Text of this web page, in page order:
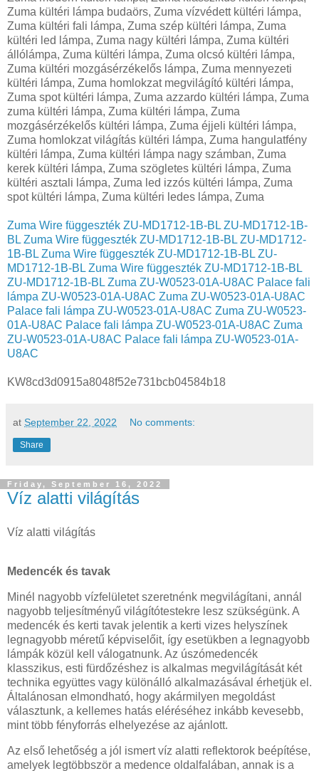
Zuma Wire függeszték ZU-MD1712-1B-BL ZU-MD1712-1B-
BL Zuma Wire függeszték ZU-MD1712-1B-BL ZU-MD1712-
1B-BL Zuma Wire függeszték ZU-MD1712-1B-BL ZU-
MD1712-1B-BL Zuma Wire függeszték ZU-MD1712-1B-BL
ZU-MD1712-1B-BL Zuma ZU-W0523-01A-U8AC Palace fali
lámpa ZU-W0523-01A-U8AC Zuma ZU-W0523-01A-U8AC
Palace fali lámpa ZU-W0523-01A-U8AC Zuma ZU-W0523-
01A-U8AC Palace fali lámpa ZU-W0523-01A-U8AC Zuma
ZU-W0523-01A-U8AC Palace fali lámpa ZU-W0523-01A-
U8AC
KW8cd3d0915a8048f52e731bcb04584b18
at September 22, 2022 No comments:
Share
Friday, September 16, 2022
Víz alatti világítás
Víz alatti világítás
Medencék és tavak
Minél nagyobb vízfelületet szeretnénk megvilágítani, annál
nagyobb teljesítményű világítótestekre lesz szükségünk. A
medencék és kerti tavak jelentik a kerti vizes helyszínek
legnagyobb méretű képviselőit, így esetükben a legnagyobb
lámpák közül kell válogatnunk. Az úszómedencék
klasszikus, esti fürdőzéshez is alkalmas megvilágítását két
technika együttes vagy különálló alkalmazásával érhetjük el.
Általánosan elmondható, hogy akármilyen megoldást
választunk, a kellemes hatás eléréséhez inkább kevesebb,
mint több fényforrás elhelyezése az ajánlott.
Az első lehetőség a jól ismert víz alatti reflektorok beépítése,
amelyek legtöbbször a medence oldalfalában, annak is a